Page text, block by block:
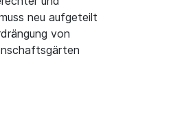
neu aufgeteilt
von